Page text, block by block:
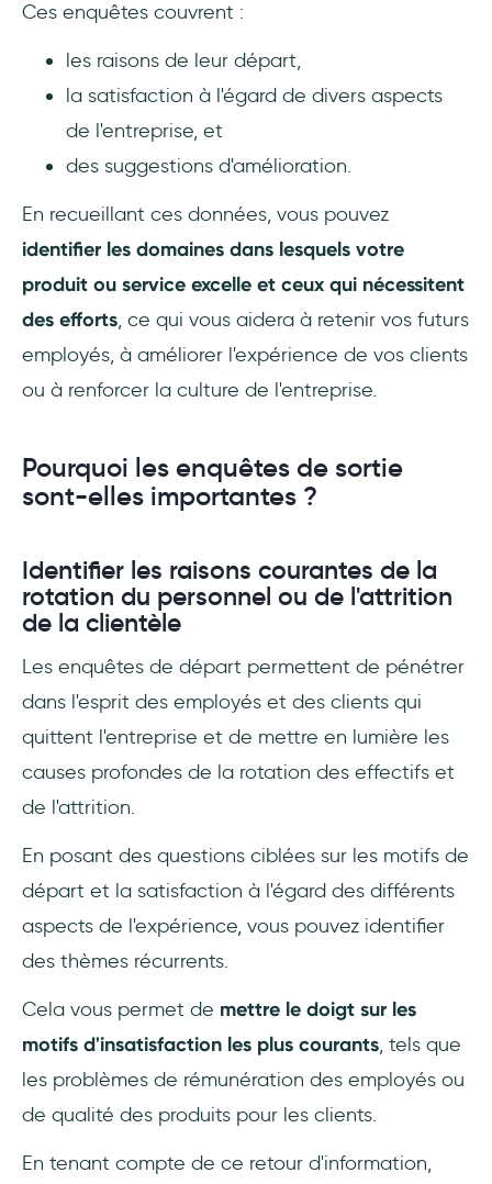
Ces enquêtes couvrent :
les raisons de leur départ,
la satisfaction à l'égard de divers aspects
de l'entreprise, et
des suggestions d'amélioration.
En recueillant ces données, vous pouvez
identifier les domaines dans lesquels votre
produit ou service excelle et ceux qui nécessitent
des efforts, ce qui vous aidera à retenir vos futurs
employés, à améliorer l'expérience de vos clients
ou à renforcer la culture de l'entreprise.
Pourquoi les enquêtes de sortie
sont-elles importantes ?
Identifier les raisons courantes de la
rotation du personnel ou de l'attrition
de la clientèle
Les enquêtes de départ permettent de pénétrer
dans l'esprit des employés et des clients qui
quittent l'entreprise et de mettre en lumière les
causes profondes de la rotation des effectifs et
de l'attrition.
En posant des questions ciblées sur les motifs de
départ et la satisfaction à l'égard des différents
aspects de l'expérience, vous pouvez identifier
des thèmes récurrents.
Cela vous permet de mettre le doigt sur les
motifs d'insatisfaction les plus courants, tels que
les problèmes de rémunération des employés ou
de qualité des produits pour les clients.
En tenant compte de ce retour d'information,